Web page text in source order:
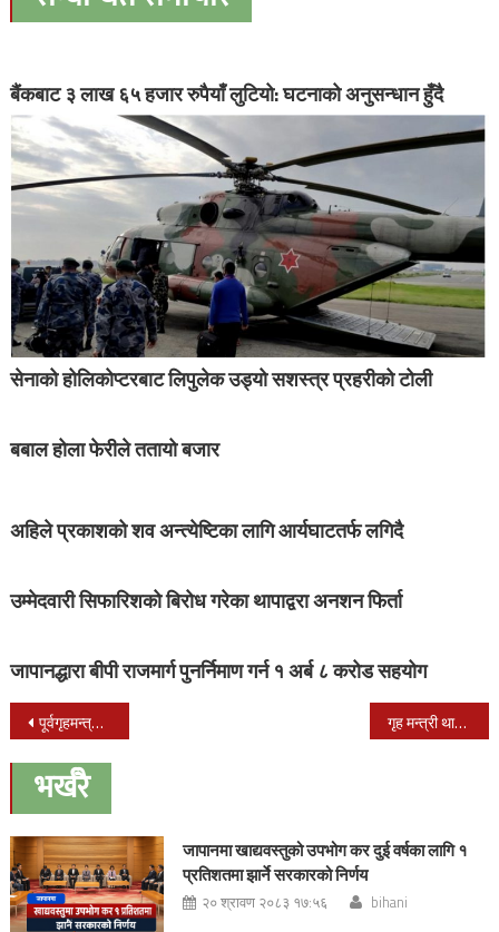
बैंकबाट ३ लाख ६५ हजार रुपैयाँ लुटियो: घटनाको अनुसन्धान हुँदै
सेनाको होलिकोप्टरबाट लिपुलेक उड्यो सशस्त्र प्रहरीको टोली
बबाल होला फेरीले ततायो बजार
अहिले प्रकाशको शव अन्त्येष्टिका लागि आर्यघाटतर्फ लगिदै
उम्मेदवारी सिफारिशको बिरोध गरेका थापाद्वरा अनशन फिर्ता
जापानद्धारा बीपी राजमार्ग पुनर्निमाण गर्न १ अर्ब ८ करोड सहयोग
Post
navigation
पूर्वगृहमन्त्री खुमबहादुर खड्काको निधन गृह मन्त्री थापाको यस्तो छ, ८२ बुँदे गृह प्रशासन सुधार कार्ययोजना
भर्खरै
जापानमा खाद्यवस्तुको उपभोग कर दुई वर्षका लागि १
प्रतिशतमा झार्ने सरकारको निर्णय
२० श्रावण २०८३ १७:५६ bihani